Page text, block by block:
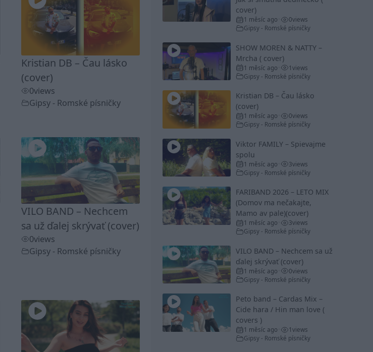
Kristian DB – Čau lásko
(cover)
0views
Gipsy - Romské písničky
VILO BAND – Nechcem
sa už ďalej skrývať (cover)
0views
Gipsy - Romské písničky
cover)
1 měsíc ago 0views
Gipsy - Romské písničky
SHOW MOREN & NATTY –
Mrcha ( cover)
1 měsíc ago 1views
Gipsy - Romské písničky
Kristian DB – Čau lásko
(cover)
1 měsíc ago 0views
Gipsy - Romské písničky
Viktor FAMILY – Spievajme
spolu
1 měsíc ago 3views
Gipsy - Romské písničky
FARIBAND 2026 – LETO MIX
(Domov ma nečakajte,
Mamo av pale)(cover)
1 měsíc ago 3views
Gipsy - Romské písničky
VILO BAND – Nechcem sa už
ďalej skrývať (cover)
1 měsíc ago 0views
Gipsy - Romské písničky
Peto band – Cardas Mix –
Cide hara / Hin man love (
covers )
1 měsíc ago 1views
Gipsy - Romské písničky